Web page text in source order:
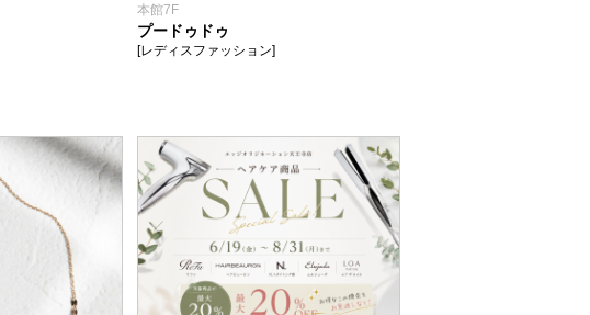
本館7F
プードゥドゥ
[レディスファッション]